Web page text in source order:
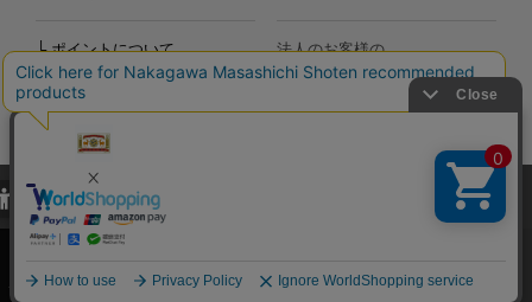
└ ポイントについて
お問い合わせ
法人のお客様の
お問い合わせ
Copyright©2000-2026
Nakagawa Masashichi Shoten All Rights Reserved.
当サイトでは、当サイト内における閲覧履歴・属性情報などの取得およ
び利便性向上のためにクッキー（Cookie）を使用いたします。詳細に
関しては「プライバシーポリシー
承諾する